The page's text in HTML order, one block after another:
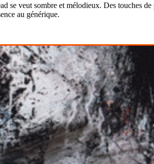
se veut sombre et mélodieux. Des touches
au générique.